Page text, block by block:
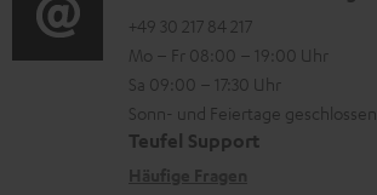
n
t
e
r
i
o
n
e
o
-
L
e
o
n
t
a
+49 30 217 84 217
Mo – Fr 08:00 – 19:00 Uhr
Sa 09:00 – 17:30 Uhr
Sonn- und Feiertage geschlossen
Teufel Support